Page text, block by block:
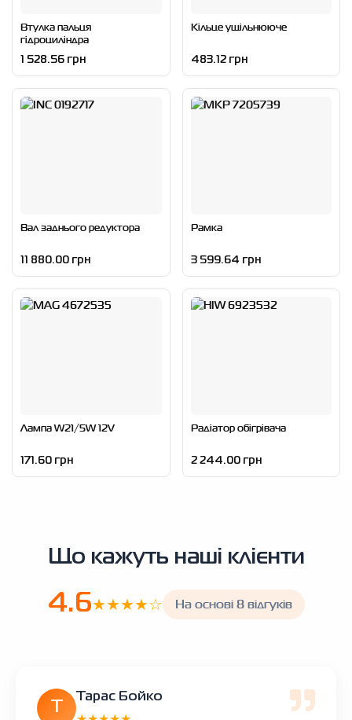
Втулка пальця
гідроциліндра
1 528.56 грн
Кільце ущільнююче
483.12 грн
Вал заднього редуктора
11 880.00 грн
Рамка
3 599.64 грн
Лампа W21/5W 12V
171.60 грн
Радіатор обігрівача
2 244.00 грн
Що кажуть наші клієнти
4.6★★★★☆ На основі 8 відгуків
Тарас Бойко